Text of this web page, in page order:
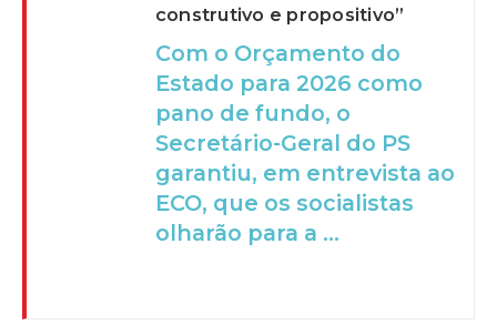
construtivo e propositivo”
Com o Orçamento do
Estado para 2026 como
pano de fundo, o
Secretário-Geral do PS
garantiu, em entrevista ao
ECO, que os socialistas
olharão para a ...